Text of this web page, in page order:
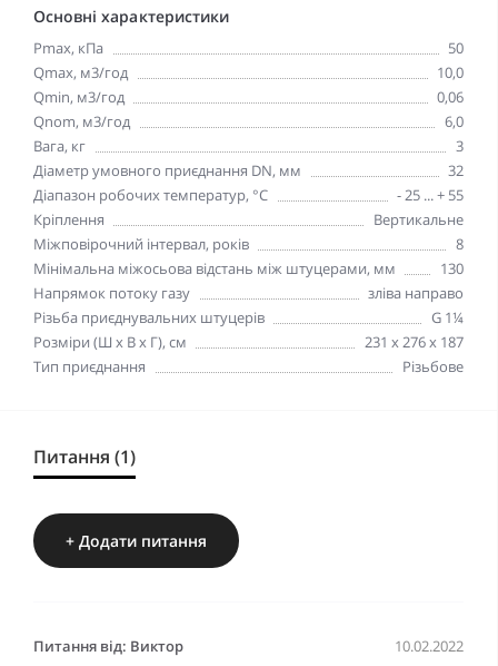
Основні характеристики
Pmax, кПа
50
Qmax, м3/год
10,0
Qmin, м3/год
0,06
Qnom, м3/год
6,0
Вага, кг
3
Діаметр умовного приєднання DN, мм
32
Діапазон робочих температур, °С
- 25 ... + 55
Кріплення
Вертикальне
Міжповірочний інтервал, років
8
Мінімальна міжосьова відстань між штуцерами, мм
130
Напрямок потоку газу
зліва направо
Різьба приєднувальних штуцерів
G 1¼
Розміри (Ш х В х Г), см
231 х 276 х 187
Тип приєднання
Різьбове
Питання (1)
+ Додати питання
Питання від: Виктор 10.02.2022